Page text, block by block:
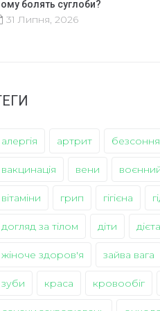
болять суглоби?
31 Липня, 2026
алергія артрит безсоння
вакцинація вени
вітаміни грип гігієна
догляд за тілом діти дієта
жіноче здоров'я зайва вага
зуби краса кровообіг